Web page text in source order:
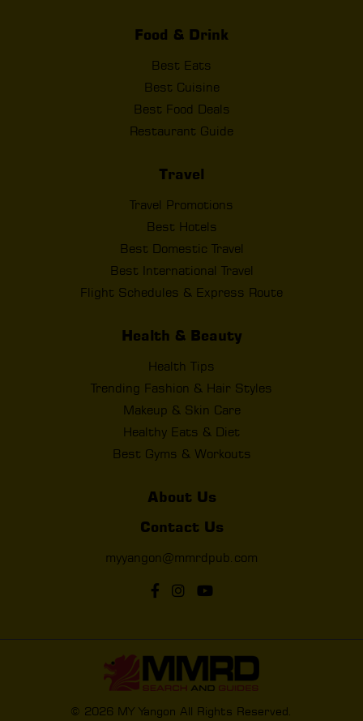
Food & Drink
Best Eats
Best Cuisine
Best Food Deals
Restaurant Guide
Travel
Travel Promotions
Best Hotels
Best Domestic Travel
Best International Travel
Flight Schedules & Express Route
Health & Beauty
Health Tips
Trending Fashion & Hair Styles
Makeup & Skin Care
Healthy Eats & Diet
Best Gyms & Workouts
About Us
Contact Us
myyangon@mmrdpub.com
© 2026 MY Yangon All Rights Reserved.